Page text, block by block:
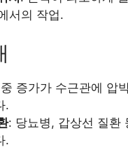
서의 작업.
증가가 수근관에 압
.
: 당뇨병, 갑상선 질환
.